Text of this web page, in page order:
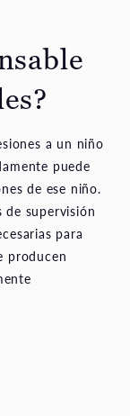
a un niño
puede
de ese niño.
de supervisión
para
producen